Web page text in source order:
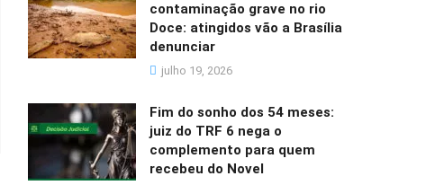
contaminação grave no rio
Doce: atingidos vão a Brasília
denunciar
julho 19, 2026
Fim do sonho dos 54 meses:
juiz do TRF 6 nega o
complemento para quem
recebeu do Novel